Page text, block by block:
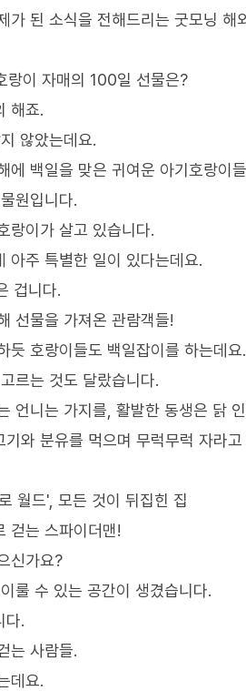
가 된 소식을 전해드리는 굿모닝 해
랑이 자매의 100일 선물은?
해죠.
않았는데요.
에 백일을 맞은 귀여운 아기호랑이
원입니다.
랑이가 살고 있습니다.
아주 특별한 일이 있다는데요.
겁니다.
선물을 가져온 관람객들!
듯 호랑이들도 백일잡이를 하는데요.
르는 것도 달랐습니다.
언니는 가지를, 활발한 동생은 닭
기와 분유를 먹으며 무럭무럭 자라
월드', 모든 것이 뒤집힌 집
걷는 스파이더맨!
신가요?
룰 수 있는 공간이 생겼습니다.
다.
는 사람들.
데요.